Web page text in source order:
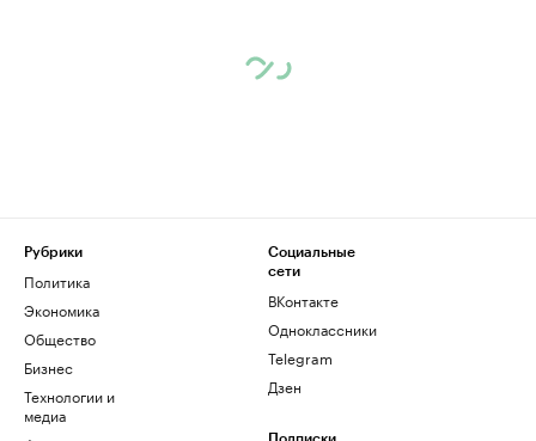
Рубрики
Политика
Экономика
Общество
Бизнес
Технологии и
медиа
Социальные
сети
ВКонтакте
Одноклассники
Telegram
Дзен